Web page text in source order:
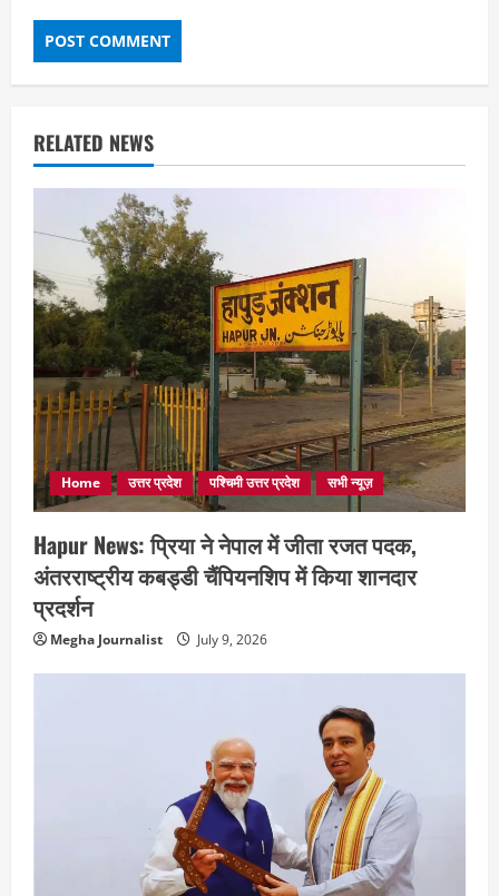
RELATED NEWS
Home उत्तर प्रदेश पश्चिमी उत्तर प्रदेश सभी न्यूज़
Hapur News: प्रिया ने नेपाल में जीता रजत पदक,
अंतरराष्ट्रीय कबड्डी चैंपियनशिप में किया शानदार
प्रदर्शन
Megha Journalist July 9, 2026